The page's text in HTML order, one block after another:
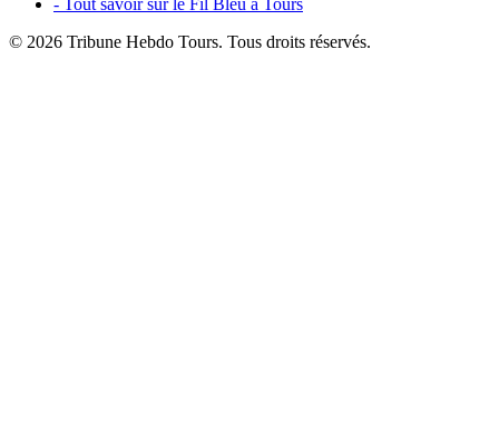
- Tout savoir sur le Fil Bleu à Tours
© 2026 Tribune Hebdo Tours. Tous droits réservés.